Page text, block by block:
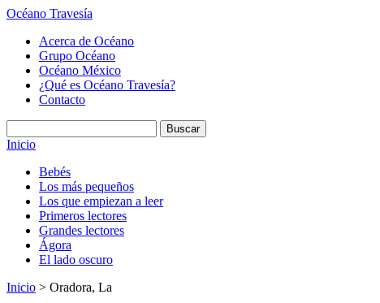
Océano Travesía
Acerca de Océano
Grupo Océano
Océano México
¿Qué es Océano Travesía?
Contacto
Inicio
Bebés
Los más pequeños
Los que empiezan a leer
Primeros lectores
Grandes lectores
Ágora
El lado oscuro
Inicio > Oradora, La